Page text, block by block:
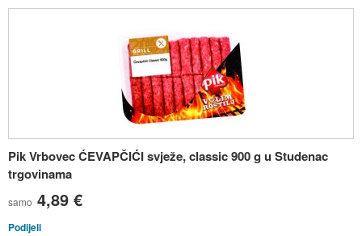
Pik Vrbovec ĆEVAPČIĆI svježe, classic 900 g u Studenac
trgovinama
samo 4,89 €
Podijeli